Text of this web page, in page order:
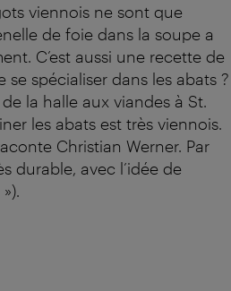
viennois ne sont que
de foie dans la soupe a
C’est aussi une recette de
spécialiser dans les abats ?
la halle aux viandes à St.
les abats est très viennois.
Christian Werner. Par
durable, avec l’idée de